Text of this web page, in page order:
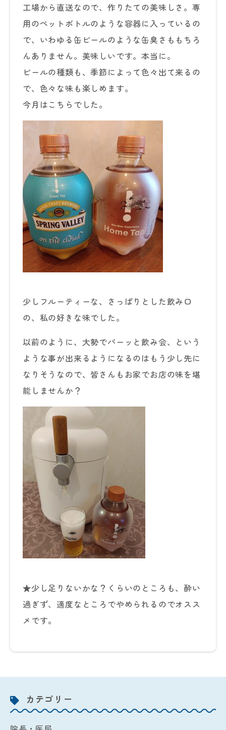
工場から直送なので、作りたての美味しさ。専
用のペットボトルのような容器に入っているの
で、いわゆる缶ビールのような缶臭さももちろ
んありません。美味しいです。本当に。
ビールの種類も、季節によって色々出て来るの
で、色々な味も楽しめます。
今月はこちらでした。
少しフルーティーな、さっぱりとした飲み口
の、私の好きな味でした。
以前のように、大勢でパーッと飲み会、という
ような事が出来るようになるのはもう少し先に
なりそうなので、皆さんもお家でお店の味を堪
能しませんか？
★少し足りないかな？くらいのところも、酔い
過ぎず、適度なところでやめられるのでオスス
メです。
カテゴリー